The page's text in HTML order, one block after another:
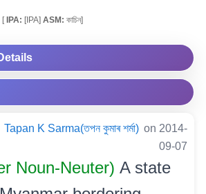
[IPA: [IPA] ASM: কাচিন]
Tapan K Sarma(তপন কুমাৰ শৰ্মা) on 2014-
09-07
Noun-Neuter) A state